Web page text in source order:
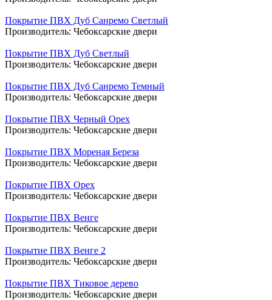
Покрытие ПВХ Дуб Санремо Светлый
Производитель: Чебоксарские двери
Покрытие ПВХ Дуб Светлый
Производитель: Чебоксарские двери
Покрытие ПВХ Дуб Санремо Темный
Производитель: Чебоксарские двери
Покрытие ПВХ Черный Орех
Производитель: Чебоксарские двери
Покрытие ПВХ Мореная Береза
Производитель: Чебоксарские двери
Покрытие ПВХ Орех
Производитель: Чебоксарские двери
Покрытие ПВХ Венге
Производитель: Чебоксарские двери
Покрытие ПВХ Венге 2
Производитель: Чебоксарские двери
Покрытие ПВХ Тиковое дерево
Производитель: Чебоксарские двери